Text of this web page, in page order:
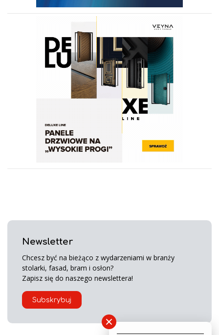
Newsletter
Chcesz być na bieżąco z wydarzeniami w branży
stolarki, fasad, bram i osłon?
Zapisz się do naszego newslettera!
Subskrybuj
×